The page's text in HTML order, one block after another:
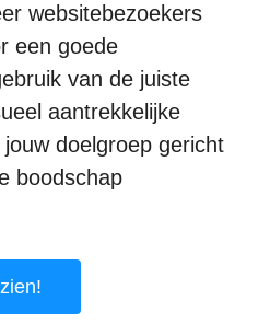
websitebezoekers
een goede
van de juiste
aantrekkelijke
doelgroep gericht
boodschap